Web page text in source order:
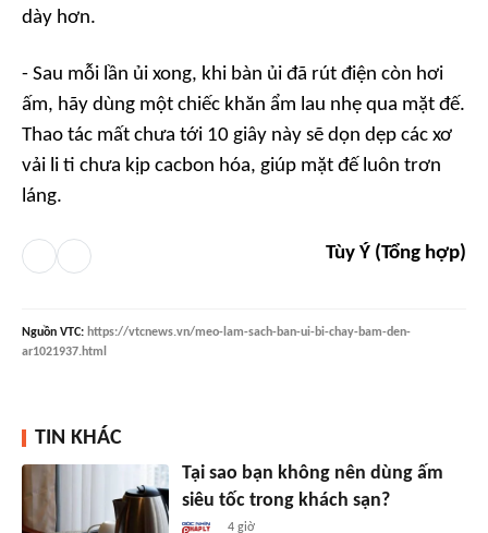
dày hơn.
- Sau mỗi lần ủi xong, khi bàn ủi đã rút điện còn hơi
ấm, hãy dùng một chiếc khăn ẩm lau nhẹ qua mặt đế.
Thao tác mất chưa tới 10 giây này sẽ dọn dẹp các xơ
vải li ti chưa kịp cacbon hóa, giúp mặt đế luôn trơn
láng.
Tùy Ý (Tổng hợp)
Nguồn VTC: https://vtcnews.vn/meo-lam-sach-ban-ui-bi-chay-bam-den-
ar1021937.html
TIN KHÁC
Tại sao bạn không nên dùng ấm
siêu tốc trong khách sạn?
4 giờ